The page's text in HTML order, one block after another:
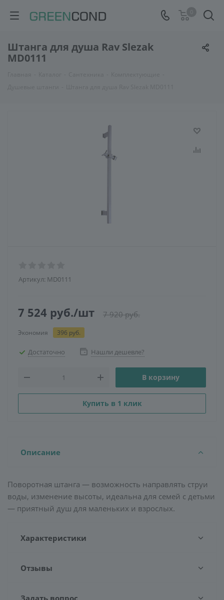
Штанга для душа Rav Slezak
MD0111
Артикул: MD0111
7 524 руб./шт 7 920руб.
Экономия 396 руб.
Достаточно Нашли дешевле?
В корзину
Купить в 1 клик
Описание
Поворотная штанга — возможность направлять струи
воды, изменение высоты, идеальна для семей с детьми
— приятный душ для маленьких и взрослых.
Характеристики
Отзывы
Задать вопрос